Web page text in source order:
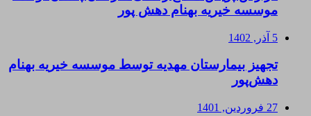
موسسه خیریه بهنام دهش پور
5 آذر, 1402
تجهیز بیمارستان مهدیه توسط موسسه خیریه بهنام
دهش‌پور
27 فروردین, 1401